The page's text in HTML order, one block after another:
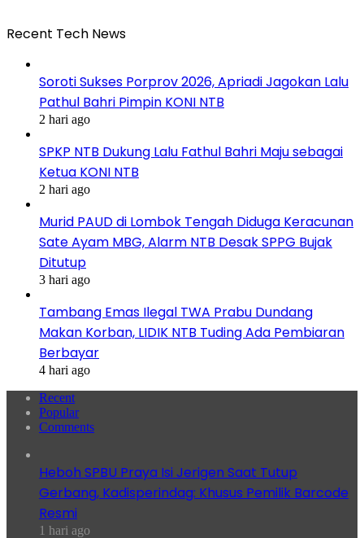
Recent Tech News
Soroti Sukses Porprov 2026, Apriadi Jagokan Lalu
Pathul Bahri Pimpin KONI NTB
2 hari ago
SPKP NTB Dukung Lalu Fathul Bahri Maju sebagai
Ketua KONI NTB
2 hari ago
Murid PAUD di Lombok Tengah Diduga Keracunan
Sate Ayam MBG, Alarm NTB Desak SPPG Bujak
Ditutup
3 hari ago
Tambang Emas Ilegal TWA Prabu Dundang
Makan Korban, LIDIK NTB Tuding Ada Pembiaran
Berbayar
4 hari ago
Recent
Popular
Comments
Heboh SPBU Praya Isi Jerigen Saat Tutup
Gerbang, Kadisperindag: Khusus Pemilik Barcode
Resmi
1 hari ago